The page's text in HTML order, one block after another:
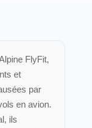
FlyFit,
et
par
en avion.
ils